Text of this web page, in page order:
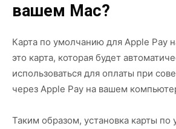
вашем Mac?
Карта по умолчанию для Apple Pay
это карта, которая будет
использоваться для оплаты при
через Apple Pay на вашем
Таким образом, установка карты